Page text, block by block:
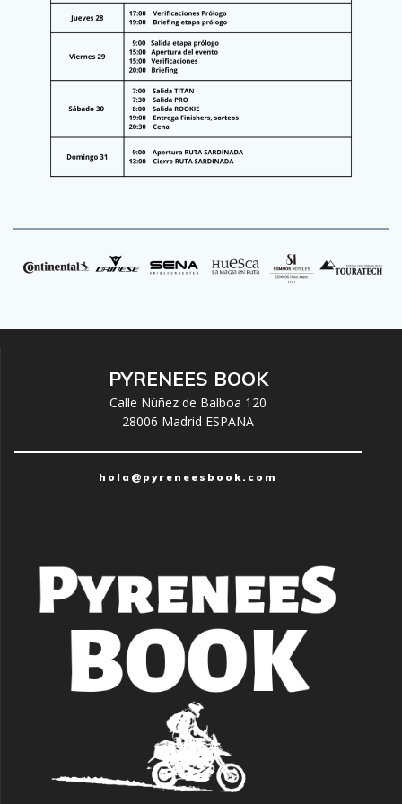
PYRENEES BOOK
Calle Núñez de Balboa 120
28006 Madrid ESPAÑA
hola@pyreneesbook.com